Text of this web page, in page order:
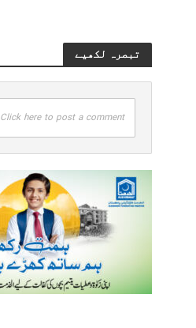
تبصرہ لکھیے
Click here to post a comment